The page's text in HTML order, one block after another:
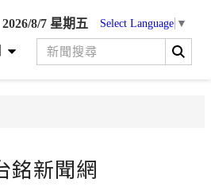
2026/8/7 星期五 Select Language ▼
銘新聞網